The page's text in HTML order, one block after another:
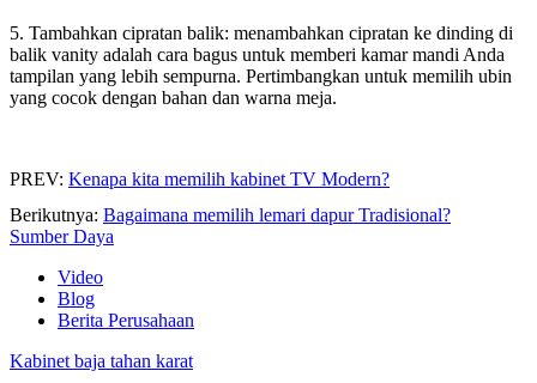
5. Tambahkan cipratan balik: menambahkan cipratan ke dinding di
balik vanity adalah cara bagus untuk memberi kamar mandi Anda
tampilan yang lebih sempurna. Pertimbangkan untuk memilih ubin
yang cocok dengan bahan dan warna meja.
PREV: Kenapa kita memilih kabinet TV Modern?
Berikutnya: Bagaimana memilih lemari dapur Tradisional?
Sumber Daya
Video
Blog
Berita Perusahaan
Kabinet baja tahan karat